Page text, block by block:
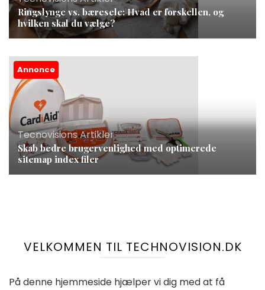
Ringslynge vs. bæresele: Hvad er forskellen, og
hvilken skal du vælge?
Annonce
Tecnovisions Artikler
Skab bedre brugervenlighed med optimerede
sitemap index filer
VELKOMMEN TIL TECHNOVISION.DK
På denne hjemmeside hjælper vi dig med at få